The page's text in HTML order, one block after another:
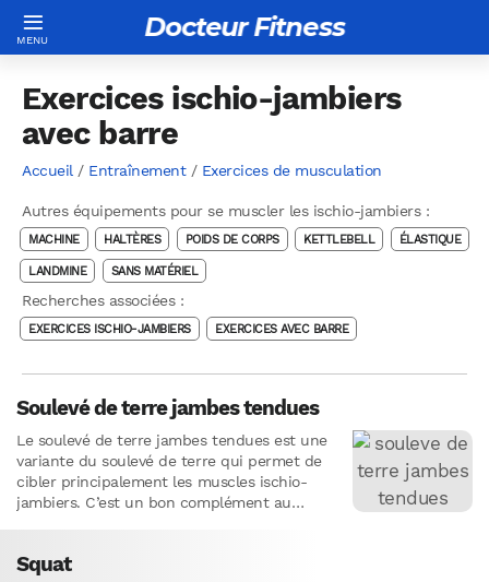
Docteur Fitness
Exercices ischio-jambiers
avec barre
Accueil / Entraînement/ Exercices de musculation
Autres équipements pour se muscler les ischio-jambiers :
MACHINE HALTÈRES POIDS DE CORPS KETTLEBELL ÉLASTIQUE
LANDMINE SANS MATÉRIEL
Recherches associées :
EXERCICES ISCHIO-JAMBIERS EXERCICES AVEC BARRE
Soulevé de terre jambes tendues
Le soulevé de terre jambes tendues est une
variante du soulevé de terre qui permet de
cibler principalement les muscles ischio-
jambiers. C’est un bon complément au
Squat